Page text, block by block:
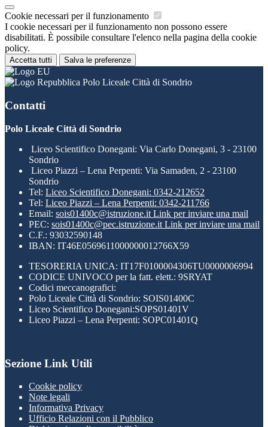
Cookie necessari per il funzionamento
I cookie necessari per il funzionamento non possono essere
disabilitati. È possibile consultare l'elenco nella pagina della cookie
policy.
Accetta tutti Salva le preferenze
Polo Liceale Città di Sondrio
Contatti
Polo Liceale Città di Sondrio
Liceo Scientifico Donegani: Via Carlo Donegani, 3 - 23100
Sondrio
Liceo Piazzi – Lena Perpenti: Via Samaden, 2 - 23100
Sondrio
Tel: Liceo Scientifico Donegani: 0342-212652
Tel: Liceo Piazzi – Lena Perpenti: 0342-211766
Email: sois01400c@istruzione.it Link per inviare una mail
PEC: sois01400c@pec.istruzione.it Link per inviare una mail
C.F.: 93032590148
IBAN: IT46E0569611000000012766X59
TESORERIA UNICA: IT17F0100004306TU0000006994
CODICE UNIVOCO per la fatt. elett.: 9SRYAT
Codici meccanografici:
Polo Liceale Città di Sondrio: SOIS01400C
Liceo Scientifico Donegani:SOPS01401V
Liceo Piazzi – Lena Perpenti: SOPC01401Q
Sezione Link Utili
Cookie policy
Note legali
Informativa Privacy
Ufficio Relazioni con il Pubblico